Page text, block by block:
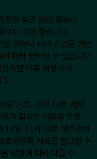
분한 설명 없이 결과나
보는 것이 좋습니다.
여부나 세부 조건은 개인
따라 달라질 수 있습니다.
하면 이후 과정에서
.
담 기록, 신청 자료, 계약
가 필요한 이유와 활용
14일 11시15분 개인정보
호위원회 자료를 참고할 수
상황에 따라 다를 수